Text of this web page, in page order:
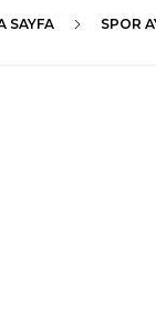
SAYFA SPOR